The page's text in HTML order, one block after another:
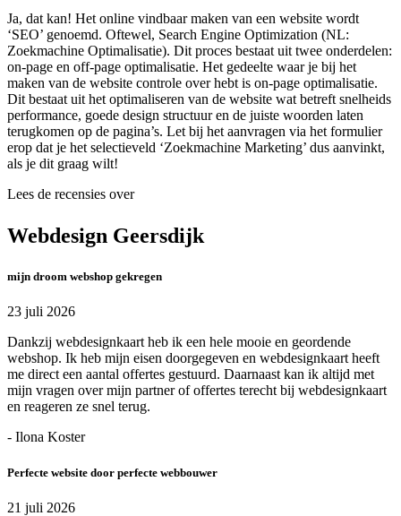
Ja, dat kan! Het online vindbaar maken van een website wordt
‘SEO’ genoemd. Oftewel, Search Engine Optimization (NL:
Zoekmachine Optimalisatie). Dit proces bestaat uit twee onderdelen:
on-page en off-page optimalisatie. Het gedeelte waar je bij het
maken van de website controle over hebt is on-page optimalisatie.
Dit bestaat uit het optimaliseren van de website wat betreft snelheids
performance, goede design structuur en de juiste woorden laten
terugkomen op de pagina’s. Let bij het aanvragen via het formulier
erop dat je het selectieveld ‘Zoekmachine Marketing’ dus aanvinkt,
als je dit graag wilt!
Lees de recensies over
Webdesign Geersdijk
mijn droom webshop gekregen
23 juli 2026
Dankzij webdesignkaart heb ik een hele mooie en geordende
webshop. Ik heb mijn eisen doorgegeven en webdesignkaart heeft
me direct een aantal offertes gestuurd. Daarnaast kan ik altijd met
mijn vragen over mijn partner of offertes terecht bij webdesignkaart
en reageren ze snel terug.
- Ilona Koster
Perfecte website door perfecte webbouwer
21 juli 2026